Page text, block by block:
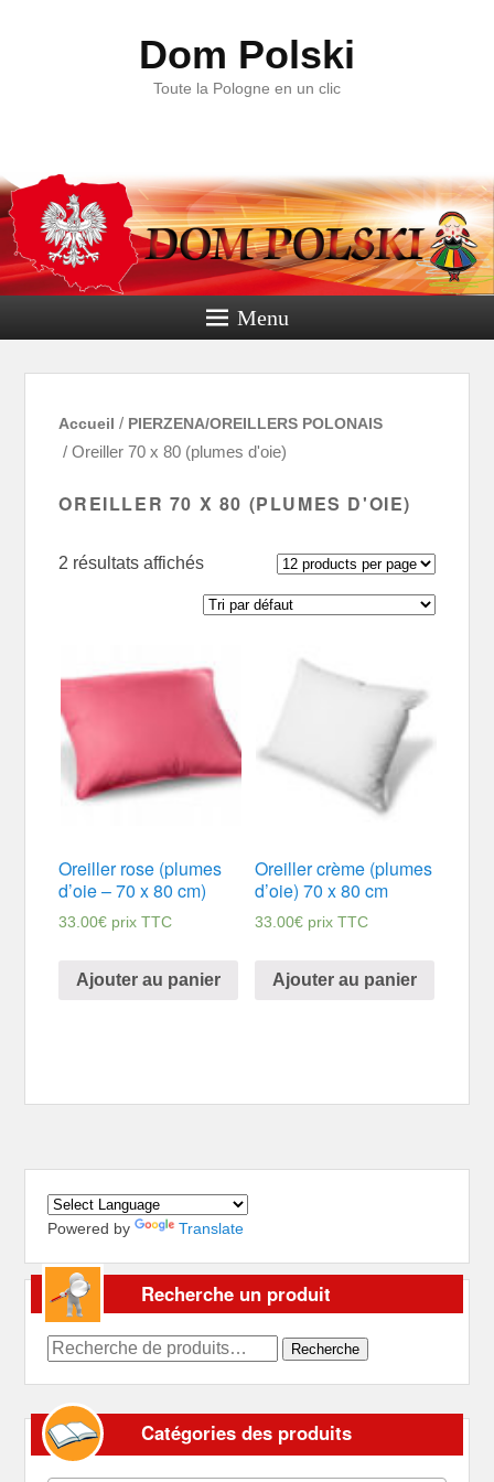
Dom Polski
Toute la Pologne en un clic
Menu
Accueil / PIERZENA/OREILLERS POLONAIS
/ Oreiller 70 x 80 (plumes d'oie)
OREILLER 70 X 80 (PLUMES D'OIE)
2 résultats affichés
Oreiller rose (plumes
d’oie – 70 x 80 cm)
33.00€ prix TTC
Ajouter au panier
Oreiller crème (plumes
d’oie) 70 x 80 cm
33.00€ prix TTC
Ajouter au panier
Powered by Translate
Recherche un produit
Recherche
Recherche
Catégories des produits